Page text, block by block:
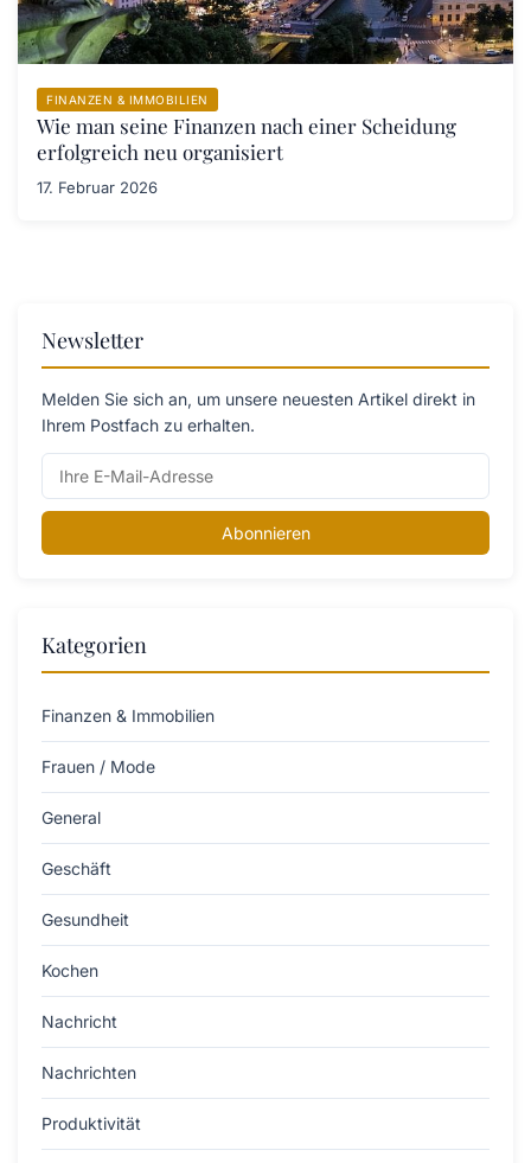
FINANZEN & IMMOBILIEN
Wie man seine Finanzen nach einer Scheidung
erfolgreich neu organisiert
17. Februar 2026
Newsletter
Melden Sie sich an, um unsere neuesten Artikel direkt in
Ihrem Postfach zu erhalten.
Abonnieren
Kategorien
Finanzen & Immobilien
Frauen / Mode
General
Geschäft
Gesundheit
Kochen
Nachricht
Nachrichten
Produktivität